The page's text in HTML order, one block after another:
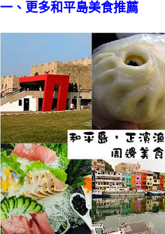
一、更多和平島美食推薦